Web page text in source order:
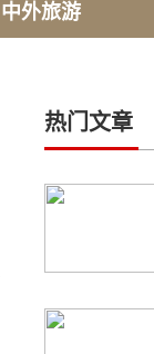
中外旅游
热门文章